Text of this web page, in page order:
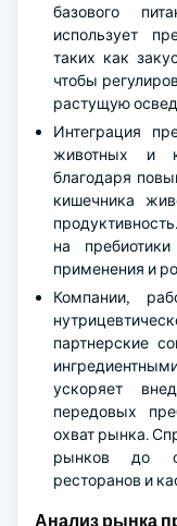
базового
использует
таких как
чтобы
растущую
Интеграция
животных и
благодаря
кишечника
на
применения и
Компании,
партнерские
ускоряет
передовых
охват рынка.
рынков до
ресторанов и
Анализ рынка